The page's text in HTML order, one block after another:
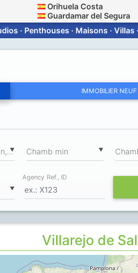
Orihuela Costa
Guardamar del Segura
· Penthouses · Maisons · Villas
IMMOBILIER NEUF
▼
Surface totale min, m ▼
Chamb min
▼
Agency Ref., ID
Villarejo de